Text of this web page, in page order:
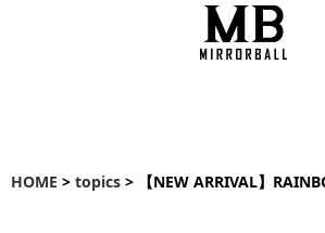
HOME > topics > 【NEW ARRIVAL】